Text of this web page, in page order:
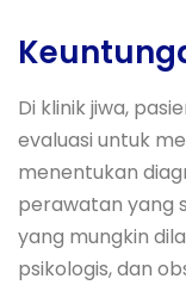
Di klinik jiwa,
evaluasi untuk
menentukan
perawatan yang
yang mungkin
psikologis, dan